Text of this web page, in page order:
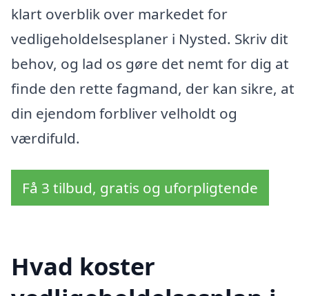
klart overblik over markedet for
vedligeholdelsesplaner i Nysted. Skriv dit
behov, og lad os gøre det nemt for dig at
finde den rette fagmand, der kan sikre, at
din ejendom forbliver velholdt og
værdifuld.
Få 3 tilbud, gratis og uforpligtende
Hvad koster